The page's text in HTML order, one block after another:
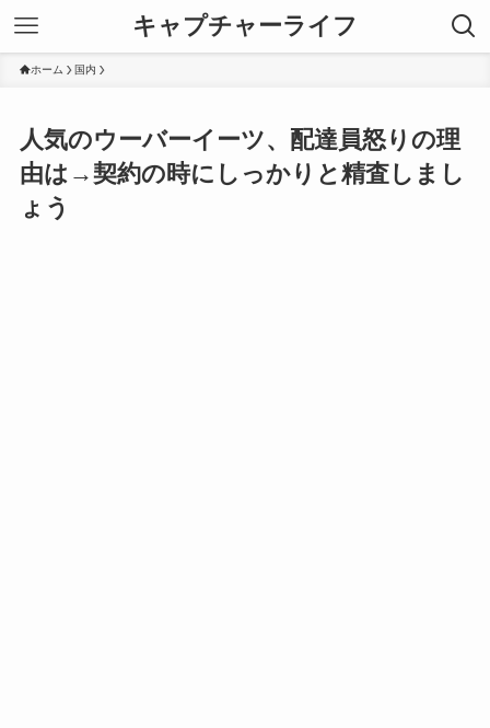
キャプチャーライフ
ホーム 国内
人気のウーバーイーツ、配達員怒りの理
由は→契約の時にしっかりと精査しまし
ょう